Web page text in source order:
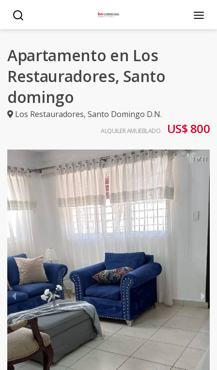
Apartamento en Los
Restauradores, Santo
domingo
Los Restauradores, Santo Domingo D.N.
ALQUILER AMUEBLADO US$ 800
1 of 11